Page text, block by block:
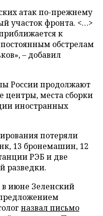
атак по-прежнему
участок фронта. <…>
к
обстрелам
– добавил
России продолжают
центры, места сборки
иностранных
потеряли
13 бронемашин, 12
РЭБ и две
разведки.
в июне Зеленский
назвал письмо